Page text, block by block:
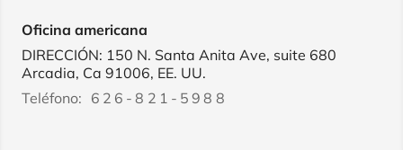
Oficina americana
DIRECCIÓN: 150 N. Santa Anita Ave, suite 680
Arcadia, Ca 91006, EE. UU.
Teléfono: 626-821-5988